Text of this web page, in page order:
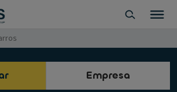
Empresa